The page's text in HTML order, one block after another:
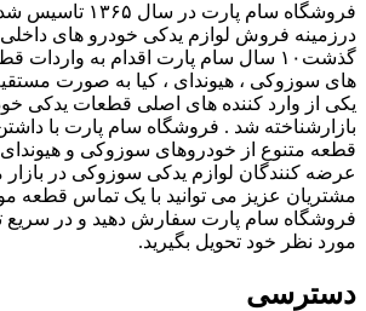
فروشگاه سام پارت در
درزمینه فروش لوازم یدکی خودرو های داخلی
گذشت۱۰ سال سام پارت اقدام به
های سوزوکی ، هیوندای ، کیا به صورت
یکی از وارد کننده های اصلی قطعات یدکی
قطعه متنوع از خودروهای سوزوکی و هیوندای
عرضه کنندگان لوازم یدکی سوزوکی در
مشتریان عزیز می توانید با یک تماس قطعه
فروشگاه سام پارت سفارش دهید و در سریع
مورد نظر خود تحویل بگیرید.
دسترسی